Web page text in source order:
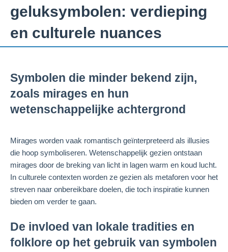
geluksymbolen: verdieping
en culturele nuances
Symbolen die minder bekend zijn,
zoals mirages en hun
wetenschappelijke achtergrond
Mirages worden vaak romantisch geïnterpreteerd als illusies
die hoop symboliseren. Wetenschappelijk gezien ontstaan
mirages door de breking van licht in lagen warm en koud lucht.
In culturele contexten worden ze gezien als metaforen voor het
streven naar onbereikbare doelen, die toch inspiratie kunnen
bieden om verder te gaan.
De invloed van lokale tradities en
folklore op het gebruik van symbolen